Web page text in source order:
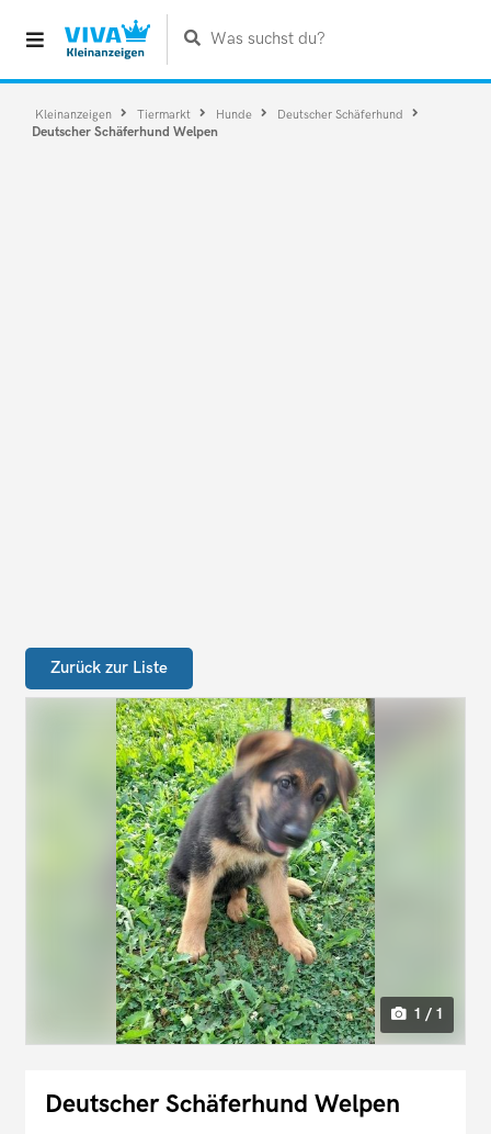
Was suchst du?
Kleinanzeigen Tiermarkt Hunde Deutscher Schäferhund
Deutscher Schäferhund Welpen
Zurück zur Liste
1 / 1
Deutscher Schäferhund Welpen